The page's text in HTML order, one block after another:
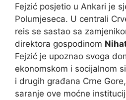
Fejzić posjetio u Ankari je
Polumjeseca. U centrali
reis se sastao sa
direktora gospodinom
Fejzić je upoznao svoga
ekonomskom i socijalnom
i drugih građana Crne
saranje ove moćne